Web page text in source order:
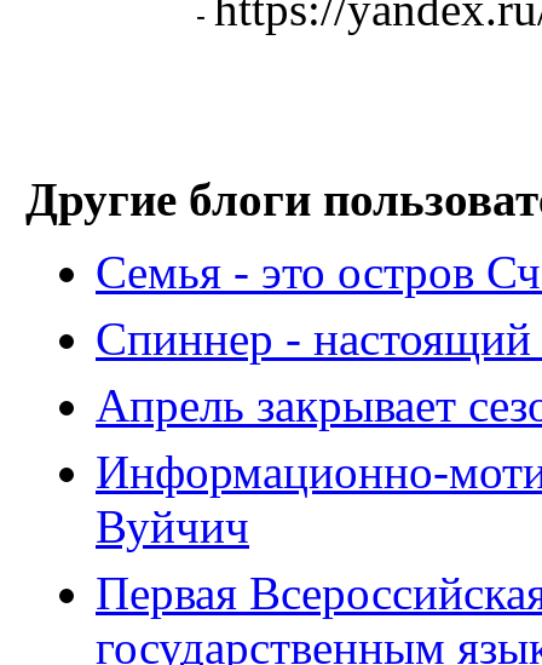
-
Другие блоги
Семья - это остров
Спиннер - настоящий
Апрель закрывает
Информационно-
Вуйчич
Первая
государственным